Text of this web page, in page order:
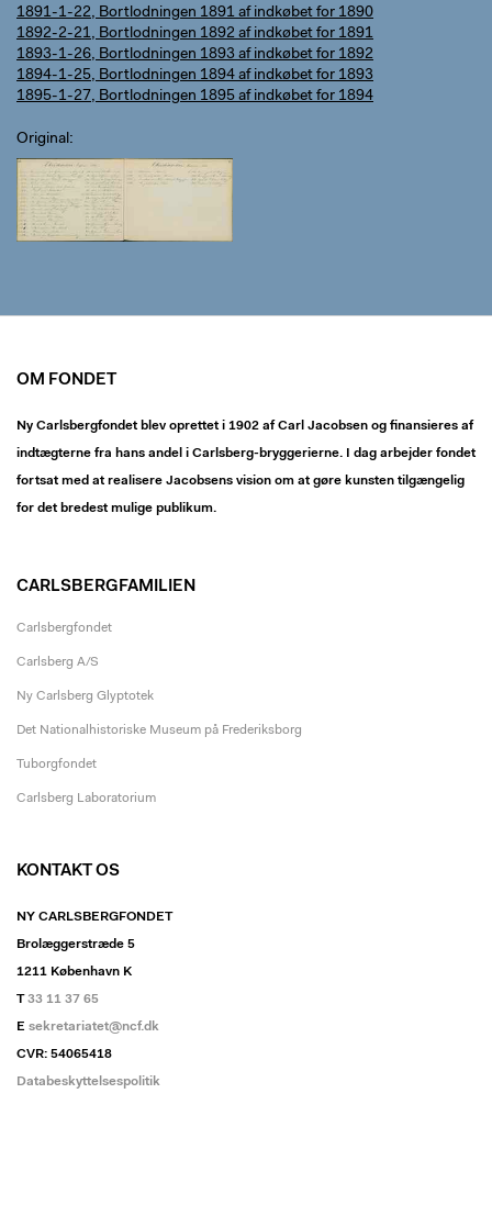
1891-1-22, Bortlodningen 1891 af indkøbet for 1890
1892-2-21, Bortlodningen 1892 af indkøbet for 1891
1893-1-26, Bortlodningen 1893 af indkøbet for 1892
1894-1-25, Bortlodningen 1894 af indkøbet for 1893
1895-1-27, Bortlodningen 1895 af indkøbet for 1894
Original
OM FONDET
Ny Carlsbergfondet blev oprettet i 1902 af Carl Jacobsen og finansieres af
indtægterne fra hans andel i Carlsberg-bryggerierne. I dag arbejder fondet
fortsat med at realisere Jacobsens vision om at gøre kunsten tilgængelig
for det bredest mulige publikum.
CARLSBERGFAMILIEN
Carlsbergfondet
Carlsberg A/S
Ny Carlsberg Glyptotek
Det Nationalhistoriske Museum på Frederiksborg
Tuborgfondet
Carlsberg Laboratorium
KONTAKT OS
NY CARLSBERGFONDET
Brolæggerstræde 5
1211 København K
T 33 11 37 65
E sekretariatet@ncf.dk
CVR: 54065418
Databeskyttelsespolitik